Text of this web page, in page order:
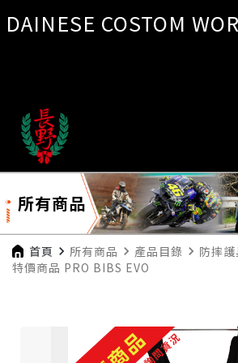
DAINESE COSTOM
所有商品
首頁 navigate_next 所有商品 navigate_next 產品目錄 navigate_next 防摔護
特價商品 PRO BIBS EVO